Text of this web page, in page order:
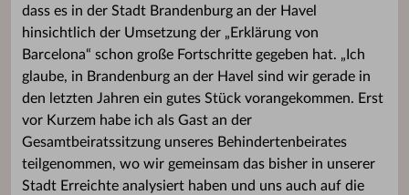
dass es in der Stadt Brandenburg an der Havel
hinsichtlich der Umsetzung der „Erklärung von
Barcelona“ schon große Fortschritte gegeben hat. „Ich
glaube, in Brandenburg an der Havel sind wir gerade in
den letzten Jahren ein gutes Stück vorangekommen. Erst
vor Kurzem habe ich als Gast an der
Gesamtbeiratssitzung unseres Behindertenbeirates
teilgenommen, wo wir gemeinsam das bisher in unserer
Stadt Erreichte analysiert haben und uns auch auf die